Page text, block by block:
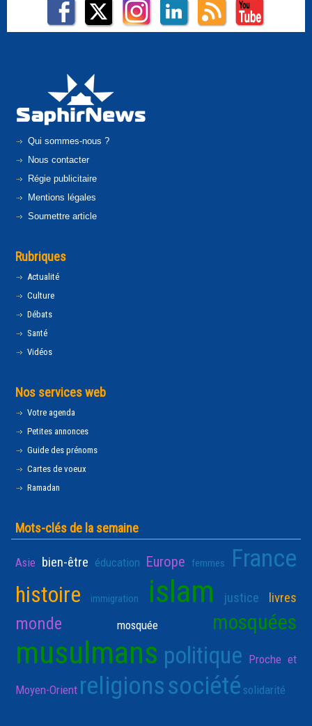
Qui sommes-nous ?
Nous contacter
Régie publicitaire
Mentions légales
Soumettre article
Rubriques
Actualité
Culture
Débats
Santé
Vidéos
Nos services web
Votre agenda
Petites annonces
Guide des prénoms
Cartes de voeux
Ramadan
Mots-clés de la semaine
Asie bien-être éducation Europe femmes France
histoire immigration islam justice livres
monde mosquée mosquées
musulmans politique Proche et
Moyen-Orient religionssociété solidarité